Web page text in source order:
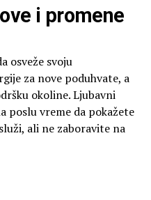
i promene
osveže svoju
za nove poduhvate, a
okoline. Ljubavni
poslu vreme da pokažete
ali ne zaboravite na